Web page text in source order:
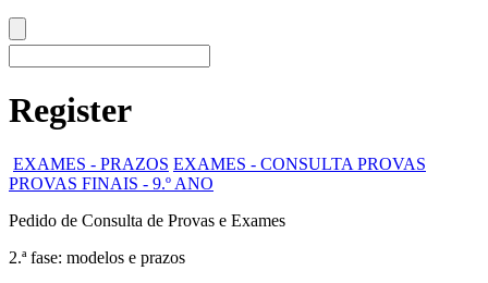
Register
EXAMES - PRAZOS EXAMES - CONSULTA PROVAS
PROVAS FINAIS - 9.º ANO
Pedido de Consulta de Provas e Exames
2.ª fase: modelos e prazos